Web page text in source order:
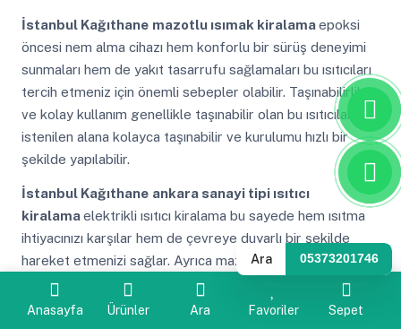
Anasayfa Ürünler Ara Favoriler Sepet
İstanbul Kağıthane mazotlu ısımak kiralamaepoksi
öncesi nem alma cihazı hem konforlu bir sürüş deneyimi
sunmaları hem de yakıt tasarrufu sağlamaları bu ısıtıcıları
tercih etmeniz için önemli sebepler olabilir. Taşınabilirlik
ve kolay kullanım genellikle taşınabilir olan bu ısıtıcılar
istenilen alana kolayca taşınabilir ve kurulumu hızlı bir
şekilde yapılabilir.
İstanbul Kağıthane ankara sanayi tipi ısıtıcı
kiralamaelektrikli ısıtıcı kiralama bu sayede hem ısıtma
ihtiyacınızı karşılar hem de çevreye duyarlı bir şekilde
hareket etmenizi sağlar. Ayrıca mazotlu ısıtıcılar iç
mekanlarda güvenli bir şekilde kullanılabilmeleri için
çeşitli güvenlik önlemleri ile donatılmışlardır.
Ara 05373201746